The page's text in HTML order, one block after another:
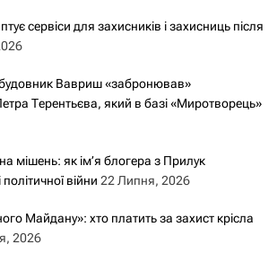
сервіси для захисників і захисниць після
Вавриш «забронював»
Терентьєва, який в базі «Миротворець»
мішень: як ім’я блогера з Прилук
війни 22 Липня, 2026
Майдану»: хто платить за захист крісла
2026